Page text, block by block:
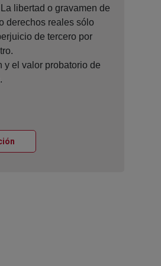
libertad o gravamen de
derechos reales sólo
de tercero por
y el valor probatorio de